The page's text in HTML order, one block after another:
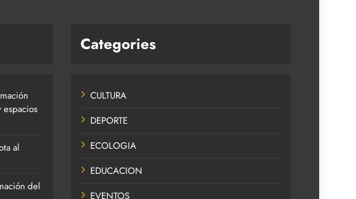
espacios
al
del
Categories
CULTURA
DEPORTE
ECOLOGIA
EDUCACION
EVENTOS